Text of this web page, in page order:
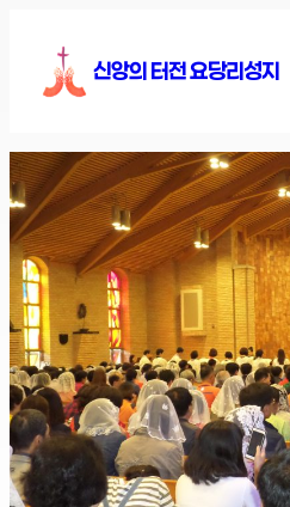
로
가
기
신앙의 터전 요당리성지